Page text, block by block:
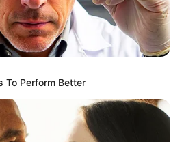
To Perform Better